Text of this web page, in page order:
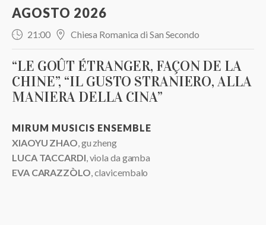
AGOSTO 2026
21:00 Chiesa Romanica di San Secondo
“LE GOÛT ÉTRANGER, FAÇON DE LA
CHINE”, “IL GUSTO STRANIERO, ALLA
MANIERA DELLA CINA”
MIRUM MUSICIS ENSEMBLE
XIAOYU ZHAO, gu zheng
LUCA TACCARDI, viola da gamba
EVA CARAZZÒLO, clavicembalo